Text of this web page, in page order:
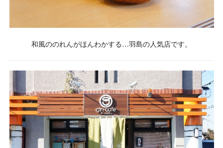
和風ののれんがほんわかする…羽島の人気店です。